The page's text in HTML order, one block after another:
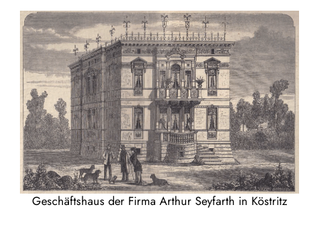
Geschäftshaus der Firma Arthur Seyfarth in Köstritz